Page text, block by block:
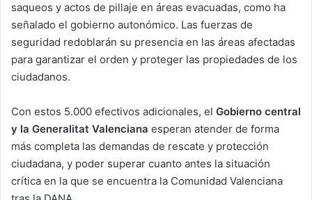
saqueos y actos de pillaje en áreas evacuadas, como ha
señalado el gobierno autonómico. Las fuerzas de
seguridad redoblarán su presencia en las áreas afectadas
para garantizar el orden y proteger las propiedades de los
ciudadanos.
Con estos 5.000 efectivos adicionales, el Gobierno central
y la Generalitat Valenciana esperan atender de forma
más completa las demandas de rescate y protección
ciudadana, y poder superar cuanto antes la situación
crítica en la que se encuentra la Comunidad Valenciana